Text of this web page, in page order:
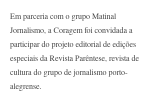
Em parceria com o grupo Matinal
Jornalismo, a Coragem foi convidada a
participar do projeto editorial de edições
especiais da Revista Parêntese, revista de
cultura do grupo de jornalismo porto-
alegrense.